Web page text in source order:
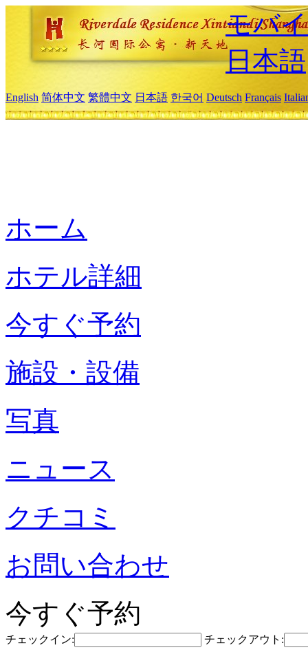
モバ
日本語
English 简体中文 繁體中文 日本語 한국어 Deutsch Français
ホーム
ホテル詳細
今すぐ予約
施設・設備
写真
ニュース
クチコミ
お問い合わせ
今すぐ予約
チェックイン: チェックアウト: